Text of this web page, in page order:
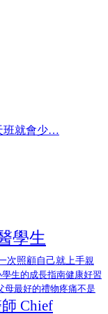
班就會少…
學生
次照顧自己就上手親
生的成長指南健康好習
母最好的禮物疼痛不是
Chief